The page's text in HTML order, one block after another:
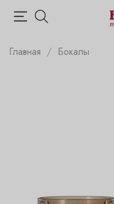
Главная Бокалы